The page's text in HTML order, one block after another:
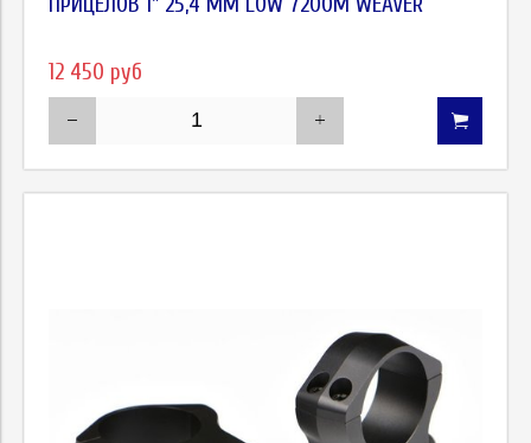
12 450 руб